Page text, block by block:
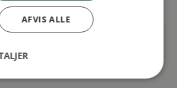
Verdens
Lærespil Modsætninger
AFVIS ALLE